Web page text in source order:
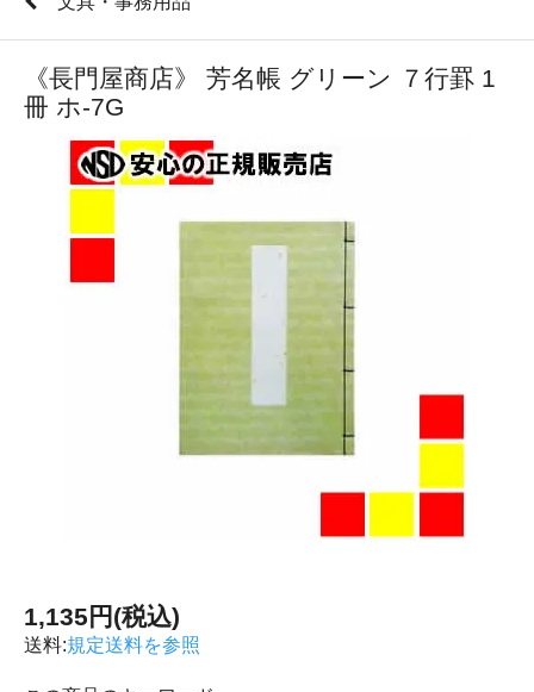
《長門屋商店》 芳名帳 グリーン ７行罫 1
冊 ホ-7G
1,135円(税込)
送料:規定送料を参照